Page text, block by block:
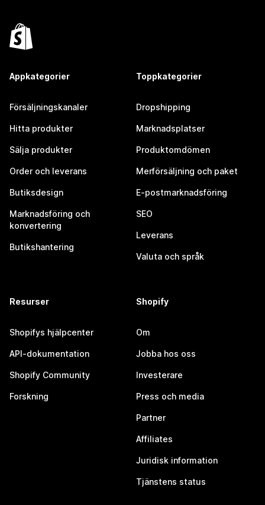
Appkategorier
Försäljningskanaler
Hitta produkter
Sälja produkter
Order och leverans
Butiksdesign
Marknadsföring och
konvertering
Butikshantering
Toppkategorier
Dropshipping
Marknadsplatser
Produktomdömen
Merförsäljning och paket
E-postmarknadsföring
SEO
Leverans
Valuta och språk
Resurser
Shopifys hjälpcenter
API-dokumentation
Shopify Community
Forskning
Shopify
Om
Jobba hos oss
Investerare
Press och media
Partner
Affiliates
Juridisk information
Tjänstens status